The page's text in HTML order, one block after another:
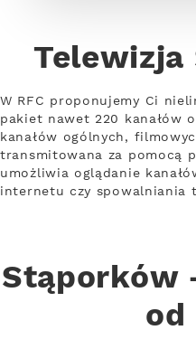
W RFC proponujemy Ci
pakiet nawet 220 kanałów
kanałów ogólnych,
transmitowana za pomocą
umożliwia oglądanie
internetu czy spowalniania
Stąporków
od